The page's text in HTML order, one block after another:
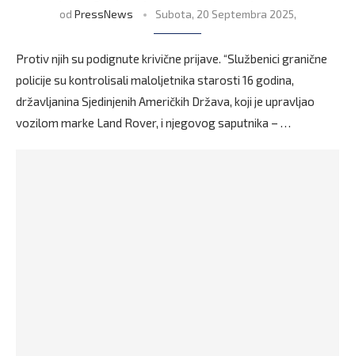
od PressNews Subota, 20 Septembra 2025,
Protiv njih su podignute krivične prijave. “Službenici granične
policije su kontrolisali maloljetnika starosti 16 godina,
državljanina Sjedinjenih Američkih Država, koji je upravljao
vozilom marke Land Rover, i njegovog saputnika – …